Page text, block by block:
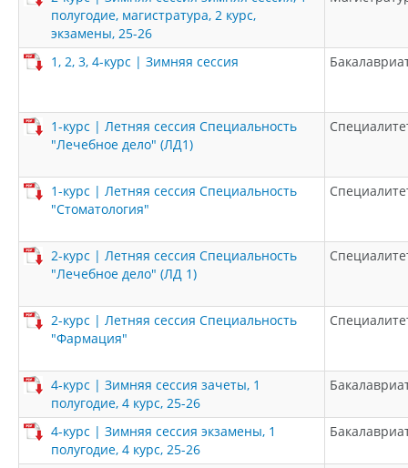
полугодие, магистратура, 2 курс,
экзамены, 25-26
1, 2, 3, 4-курс | Зимняя сессия
1-курс | Летняя сессия Специальность
"Лечебное дело" (ЛД1)
1-курс | Летняя сессия Специальность
"Стоматология"
2-курс | Летняя сессия Специальность
"Лечебное дело" (ЛД 1)
2-курс | Летняя сессия Специальность
"Фармация"
4-курс | Зимняя сессия зачеты, 1
полугодие, 4 курс, 25-26
4-курс | Зимняя сессия экзамены, 1
полугодие, 4 курс, 25-26